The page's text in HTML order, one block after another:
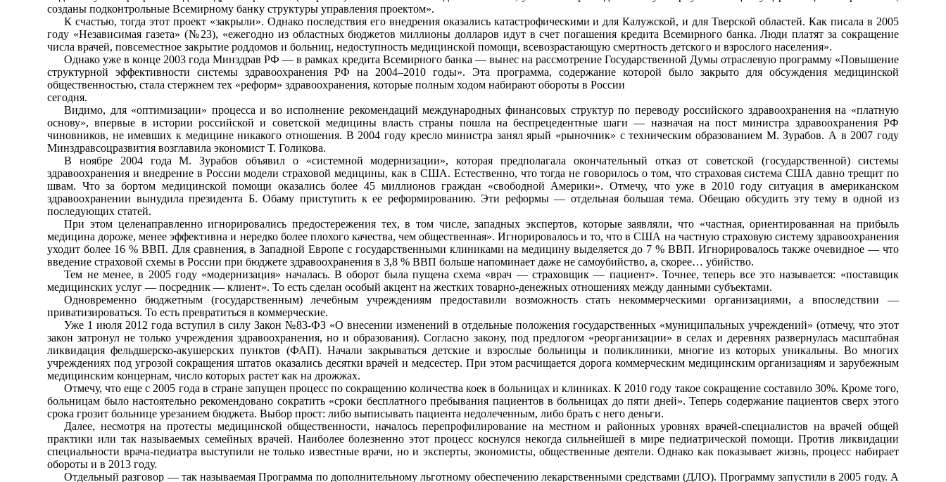
созданы подконтрольные Всемирному банку структуры управления проектом».
К счастью, тогда этот проект «закрыли». Однако последствия его внедрения оказались катастрофическими и для Калужской, и для Тверской областей. Как писала в 2005
году «Независимая газета» (№23), «ежегодно из областных бюджетов миллионы долларов идут в счет погашения кредита Всемирного банка. Люди платят за сокращение
числа врачей, повсеместное закрытие роддомов и больниц, недоступность медицинской помощи, всевозрастающую смертность детского и взрослого населения».
Однако уже в конце 2003 года Минздрав РФ — в рамках кредита Всемирного банка — вынес на рассмотрение Государственной Думы отраслевую программу «Повышение
структурной эффективности системы здравоохранения РФ на 2004–2010 годы». Эта программа, содержание которой было закрыто для обсуждения медицинской
общественностью, стала стержнем тех «реформ» здравоохранения, которые полным ходом набирают обороты в России
сегодня.
Видимо, для «оптимизации» процесса и во исполнение рекомендаций международных финансовых структур по переводу российского здравоохранения на «платную
основу», впервые в истории российской и советской медицины власть страны пошла на беспрецедентные шаги — назначая на пост министра здравоохранения РФ
чиновников, не имевших к медицине никакого отношения. В 2004 году кресло министра занял ярый «рыночник» с техническим образованием М. Зурабов. А в 2007 году
Минздравсоцразвития возглавила экономист Т. Голикова.
В ноябре 2004 года М. Зурабов объявил о «системной модернизации», которая предполагала окончательный отказ от советской (государственной) системы
здравоохранения и внедрение в России модели страховой медицины, как в США. Естественно, что тогда не говорилось о том, что страховая система США давно трещит по
швам. Что за бортом медицинской помощи оказались более 45 миллионов граждан «свободной Америки». Отмечу, что уже в 2010 году ситуация в американском
здравоохранении вынудила президента Б. Обаму приступить к ее реформированию. Эти реформы — отдельная большая тема. Обещаю обсудить эту тему в одной из
последующих статей.
При этом целенаправленно игнорировались предостережения тех, в том числе, западных экспертов, которые заявляли, что «частная, ориентированная на прибыль
медицина дороже, менее эффективна и нередко более плохого качества, чем общественная». Игнорировалось и то, что в США на частную страховую систему здравоохранения
уходит более 16 % ВВП. Для сравнения, в Западной Европе с государственными клиниками на медицину выделяется до 7 % ВВП. Игнорировалось также очевидное — что
введение страховой схемы в России при бюджете здравоохранения в 3,8 % ВВП больше напоминает даже не самоубийство, а, скорее… убийство.
Тем не менее, в 2005 году «модернизация» началась. В оборот была пущена схема «врач — страховщик — пациент». Точнее, теперь все это называется: «поставщик
медицинских услуг — посредник — клиент». То есть сделан особый акцент на жестких товарно-денежных отношениях между данными субъектами.
Одновременно бюджетным (государственным) лечебным учреждениям предоставили возможность стать некоммерческими организациями, а впоследствии —
приватизироваться. То есть превратиться в коммерческие.
Уже 1 июля 2012 года вступил в силу Закон №83-ФЗ «О внесении изменений в отдельные положения государственных «муниципальных учреждений» (отмечу, что этот
закон затронул не только учреждения здравоохранения, но и образования). Согласно закону, под предлогом «реорганизации» в селах и деревнях развернулась масштабная
ликвидация фельдшерско-акушерских пунктов (ФАП). Начали закрываться детские и взрослые больницы и поликлиники, многие из которых уникальны. Во многих
учреждениях под угрозой сокращения штатов оказались десятки врачей и медсестер. При этом расчищается дорога коммерческим медицинским организациям и зарубежным
медицинским концернам, число которых растет как на дрожжах.
Отмечу, что еще с 2005 года в стране запущен процесс по сокращению количества коек в больницах и клиниках. К 2010 году такое сокращение составило 30%. Кроме того,
больницам было настоятельно рекомендовано сократить «сроки бесплатного пребывания пациентов в больницах до пяти дней». Теперь содержание пациентов сверх этого
срока грозит больнице урезанием бюджета. Выбор прост: либо выписывать пациента недолеченным, либо брать с него деньги.
Далее, несмотря на протесты медицинской общественности, началось перепрофилирование на местном и районных уровнях врачей-специалистов на врачей общей
практики или так называемых семейных врачей. Наиболее болезненно этот процесс коснулся некогда сильнейшей в мире педиатрической помощи. Против ликвидации
специальности врача-педиатра выступили не только известные врачи, но и эксперты, экономисты, общественные деятели. Однако как показывает жизнь, процесс набирает
обороты и в 2013 году.
Отдельный разговор — так называемая Программа по дополнительному льготному обеспечению лекарственными средствами (ДЛО). Программу запустили в 2005 году. А